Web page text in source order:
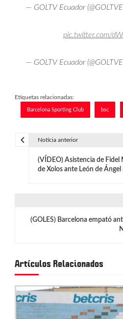
— GOLTV Ecuador
pic.twitter.com/
— GOLTV Ecuador
Etiquetas relacionadas:
Barcelona Sporting Club bsc
i
ó
Noticia anterior
(VÍDEO) Asistencia de Fidel
de Xolos ante León de Ángel
(GOLES) Barcelona empató
Artículos Relacionados